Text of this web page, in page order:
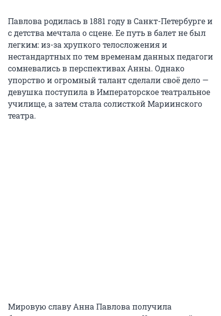
Павлова родилась в 1881 году в Санкт-Петербурге и
с детства мечтала о сцене. Ее путь в балет не был
легким: из-за хрупкого телосложения и
нестандартных по тем временам данных педагоги
сомневались в перспективах Анны. Однако
упорство и огромный талант сделали своё дело —
девушка поступила в Императорское театральное
училище, а затем стала солисткой Мариинского
театра.
Мировую славу Анна Павлова получила